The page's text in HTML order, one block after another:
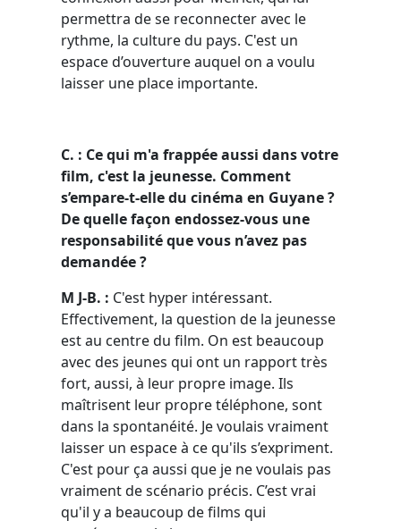
permettra de se reconnecter avec le
rythme, la culture du pays. C'est un
espace d’ouverture auquel on a voulu
laisser une place importante.
C. : Ce qui m'a frappée aussi dans votre
film, c'est la jeunesse. Comment
s’empare-t-elle du cinéma en Guyane ?
De quelle façon endossez-vous une
responsabilité que vous n’avez pas
demandée ?
M J-B. : C'est hyper intéressant.
Effectivement, la question de la jeunesse
est au centre du film. On est beaucoup
avec des jeunes qui ont un rapport très
fort, aussi, à leur propre image. Ils
maîtrisent leur propre téléphone, sont
dans la spontanéité. Je voulais vraiment
laisser un espace à ce qu'ils s’expriment.
C'est pour ça aussi que je ne voulais pas
vraiment de scénario précis. C’est vrai
qu'il y a beaucoup de films qui